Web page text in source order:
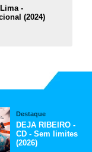
-
(2024)
Destaque
DEJA RIBEIRO -
CD - Sem limites
(2026)